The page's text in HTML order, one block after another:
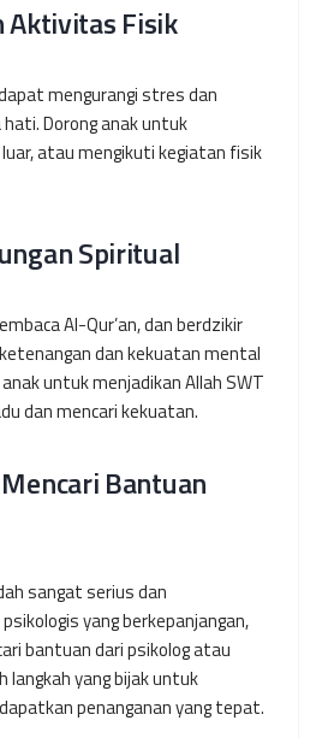
Aktivitas Fisik
mengurangi stres dan
Dorong anak untuk
atau mengikuti kegiatan fisik
Spiritual
Al-Qur’an, dan berdzikir
dan kekuatan mental
untuk menjadikan Allah SWT
dan mencari kekuatan.
Bantuan
sangat serius dan
yang berkepanjangan,
bantuan dari psikolog atau
langkah yang bijak untuk
penanganan yang tepat.